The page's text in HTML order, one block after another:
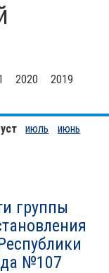
2020
2019
июль
июнь
группы
№107